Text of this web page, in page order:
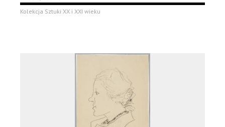
Kolekcja Sztuki XX i XXI wieku